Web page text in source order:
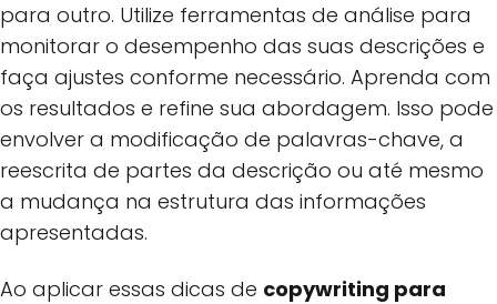
para outro. Utilize ferramentas de análise para
monitorar o desempenho das suas descrições e
faça ajustes conforme necessário. Aprenda com
os resultados e refine sua abordagem. Isso pode
envolver a modificação de palavras-chave, a
reescrita de partes da descrição ou até mesmo
a mudança na estrutura das informações
apresentadas.
Ao aplicar essas dicas de copywriting para